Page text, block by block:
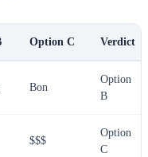
Option C Verdict
Bon
Option
B
$$$
Option
C